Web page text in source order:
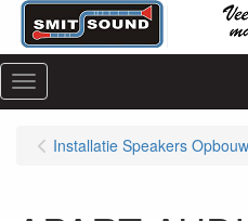
Menu
Installatie Speakers